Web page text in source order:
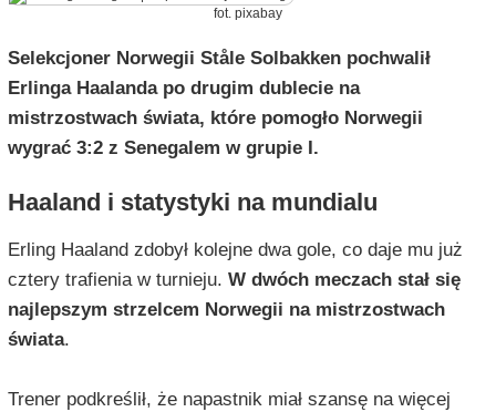
fot. pixabay
Selekcjoner Norwegii Ståle Solbakken pochwalił
Erlinga Haalanda po drugim dublecie na
mistrzostwach świata, które pomogło Norwegii
wygrać 3:2 z Senegalem w grupie I.
Haaland i statystyki na mundialu
Erling Haaland zdobył kolejne dwa gole, co daje mu już
cztery trafienia w turnieju. W dwóch meczach stał się
najlepszym strzelcem Norwegii na mistrzostwach
świata.
Trener podkreślił, że napastnik miał szansę na więcej